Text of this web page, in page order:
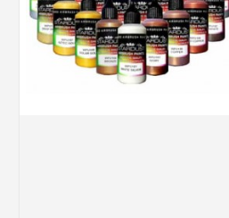
sposób, aby w
wysokiej jakości.
Farby
rzeczywistości
i stwarzania
Większość
metalicznych